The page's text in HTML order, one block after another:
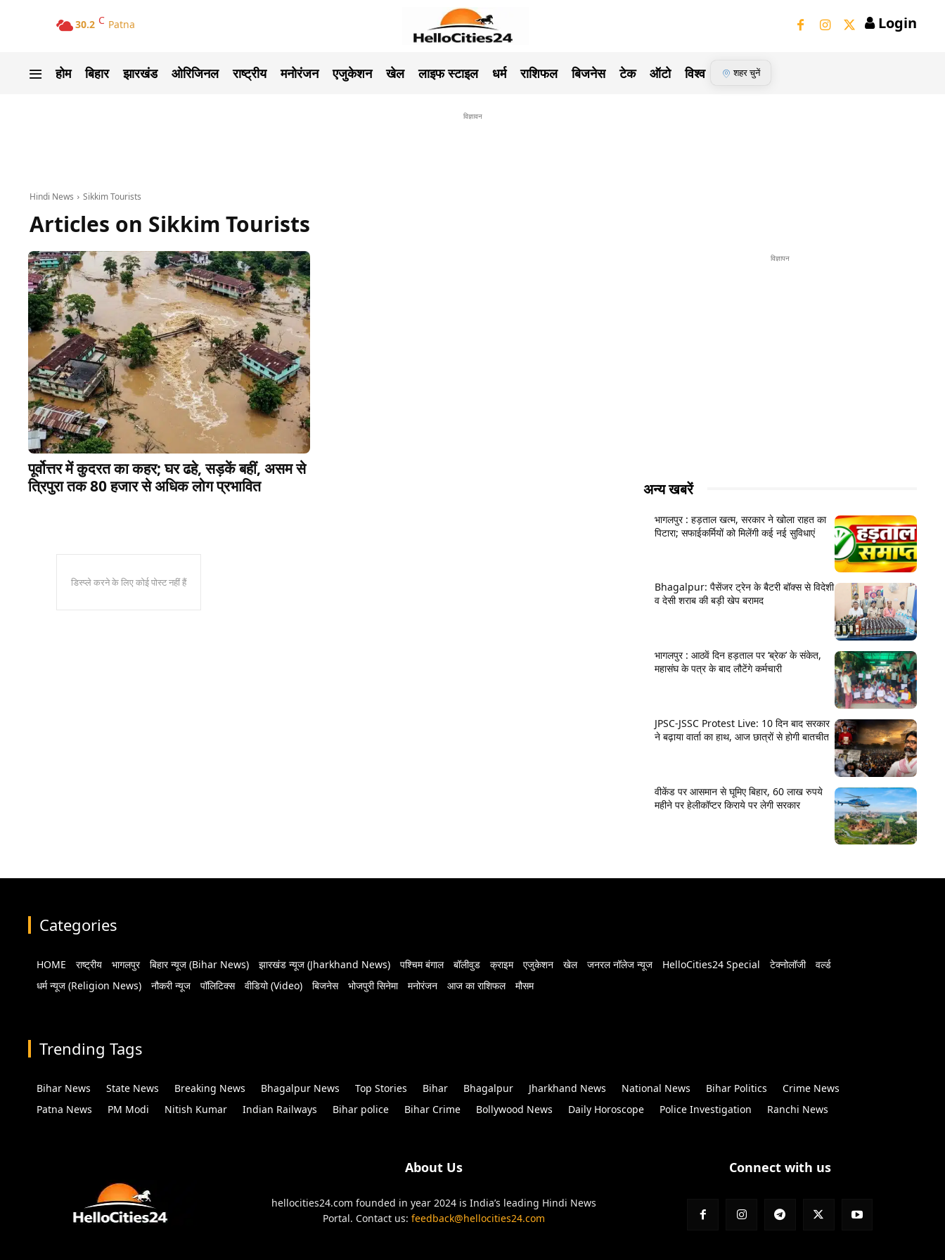
30.2 C Patna Login
होम बिहार झारखंड ओरिजिनल राष्ट्रीय मनोरंजन एजुकेशन खेल लाइफ स्टाइल धर्म राशिफल बिजनेस टेक ऑटो विश्व शहर चुनें
विज्ञावन
Hindi News Sikkim Tourists
Articles on Sikkim Tourists
पूर्वोत्तर में कुदरत का कहर; घर ढहे, सड़कें बहीं, असम से
त्रिपुरा तक 80 हजार से अधिक लोग प्रभावित
डिस्प्ले करने के लिए कोई पोस्ट नहीं हैं
विज्ञापन
अन्य खबरें
भागलपुर : हड़ताल खत्म, सरकार ने खोला राहत का
पिटारा; सफाईकर्मियों को मिलेंगी कई नई सुविधाएं
Bhagalpur: पैसेंजर ट्रेन के बैटरी बॉक्स से विदेशी
व देसी शराब की बड़ी खेप बरामद
भागलपुर : आठवें दिन हड़ताल पर ‘ब्रेक’ के संकेत,
महासंघ के पत्र के बाद लौटेंगे कर्मचारी
JPSC-JSSC Protest Live: 10 दिन बाद सरकार
ने बढ़ाया वार्ता का हाथ, आज छात्रों से होगी बातचीत
वीकेंड पर आसमान से घूमिए बिहार, 60 लाख रुपये
महीने पर हेलीकॉप्टर किराये पर लेगी सरकार
Categories
HOME राष्ट्रीय भागलपुर बिहार न्यूज (Bihar News) झारखंड न्यूज (Jharkhand News) पश्चिम बंगाल बॉलीवुड क्राइम एजुकेशन खेल जनरल नॉलेज न्यूज HelloCities24 Special टेक्नोलॉजी
वर्ल्ड
धर्म न्यूज (Religion News)
नौकरी न्यूज पॉलिटिक्स वीडियो (Video) बिजनेस भोजपुरी सिनेमा मनोरंजन आज का राशिफल मौसम
Trending Tags
Bihar News State News Breaking News Bhagalpur News Top Stories Bihar Bhagalpur Jharkhand News National News Bihar Politics
Crime News
Patna News
PM Modi Nitish Kumar Indian Railways Bihar police Bihar Crime Bollywood News Daily Horoscope Police Investigation Ranchi News
About Us
hellocities24.com founded in year 2024 is India’s leading Hindi News
Portal. Contact us:feedback@hellocities24.com
Connect with us